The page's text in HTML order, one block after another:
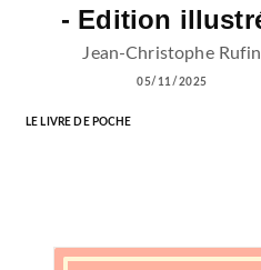
- Edition
Jean-Christophe Rufin
05/11/2025
LE LIVRE DE POCHE